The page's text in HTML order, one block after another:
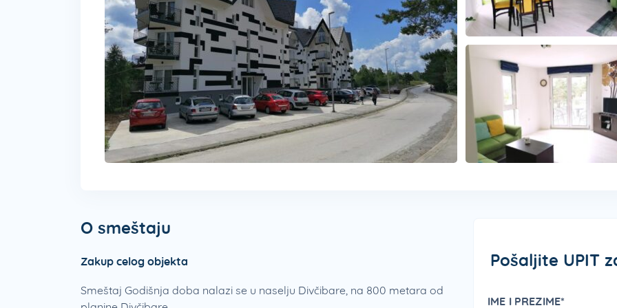
O smeštaju
Zakup celog objekta
Smeštaj Godišnja doba nalazi se u naselju Divčibare, na 800 metara od
Pošaljite UPIT
IME I PREZIME*